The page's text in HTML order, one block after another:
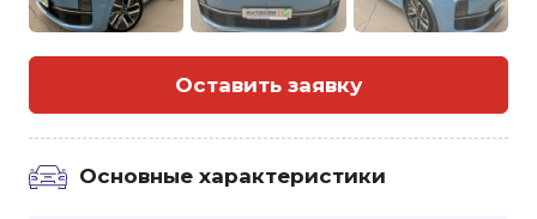
Основные характеристики
Оставить заявку